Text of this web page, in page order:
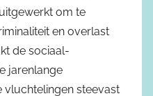
om te
en overlast
de sociaal-
jarenlange
steevast